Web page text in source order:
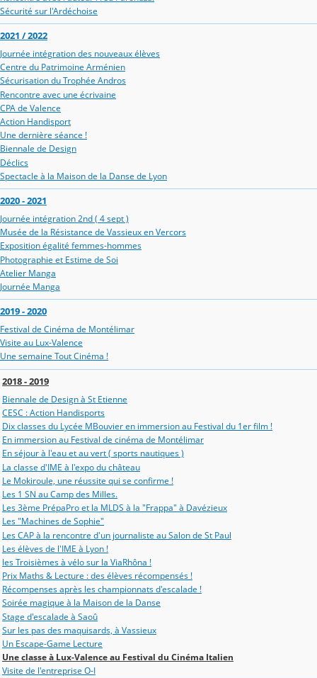
Sécurité sur l'Ardéchoise
2021 / 2022
Journée intégration des nouveaux élèves
Centre du Patrimoine Arménien
Sécurisation du Trophée Andros
Rencontre avec une écrivaine
CPA de Valence
Action Handisport
Une dernière séance !
Biennale de Design
Déclics
Spectacle à la Maison de la Danse de Lyon
2020 - 2021
Journée intégration 2nd ( 4 sept )
Musée de la Résistance de Vassieux en Vercors
Exposition égalité femmes-hommes
Photographie et Estime de Soi
Atelier Manga
Journée Manga
2019 - 2020
Festival de Cinéma de Montélimar
Visite au Lux-Valence
Une semaine Tout Cinéma !
2018 - 2019
Biennale de Design à St Etienne
CESC : Action Handisports
Dix classes du Lycée MBouvier en immersion au Festival du 1er film !
En immersion au Festival de cinéma de Montélimar
En séjour à l'eau et au vert ( sports nautiques )
La classe d'IME à l'expo du château
Le Mokiroule, une réussite qui se confirme !
Les 1 SN au Camp des Milles.
Les 3ème PrépaPro et la MLDS à la "Frappa" à Davézieux
Les "Machines de Sophie"
Les CAP à la rencontre d'un journaliste au Salon de St Paul
Les élèves de l'IME à Lyon !
les Troisièmes à vélo sur la ViaRhôna !
Prix Maths & Lecture : des élèves récompensés !
Récompenses après les championnats d'escalade !
Soirée magique à la Maison de la Danse
Stage d'escalade à Saoû
Sur les pas des maquisards, à Vassieux
Un Escape-Game Lecture
Une classe à Lux-Valence au Festival du Cinéma Italien
Visite de l'entreprise O-I